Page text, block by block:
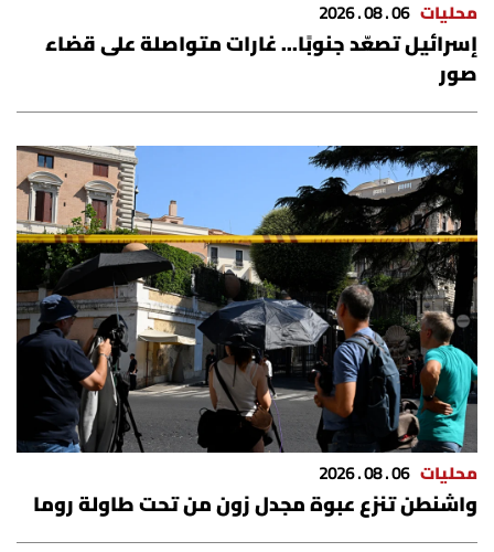
محليات 06 . 08 . 2026
إسرائيل تصعّد جنوبًا... غارات متواصلة على قضاء
صور
محليات 06 . 08 . 2026
واشنطن تنزع عبوة مجدل زون من تحت طاولة روما